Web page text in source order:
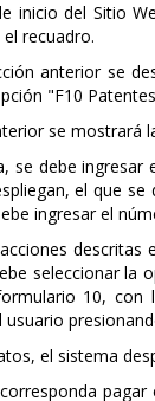
inicio del Sitio
recuadro.
anterior se
"F10
se mostrará
se debe
el que
ingresar el
seleccionar la
10,
usuario
el sistema